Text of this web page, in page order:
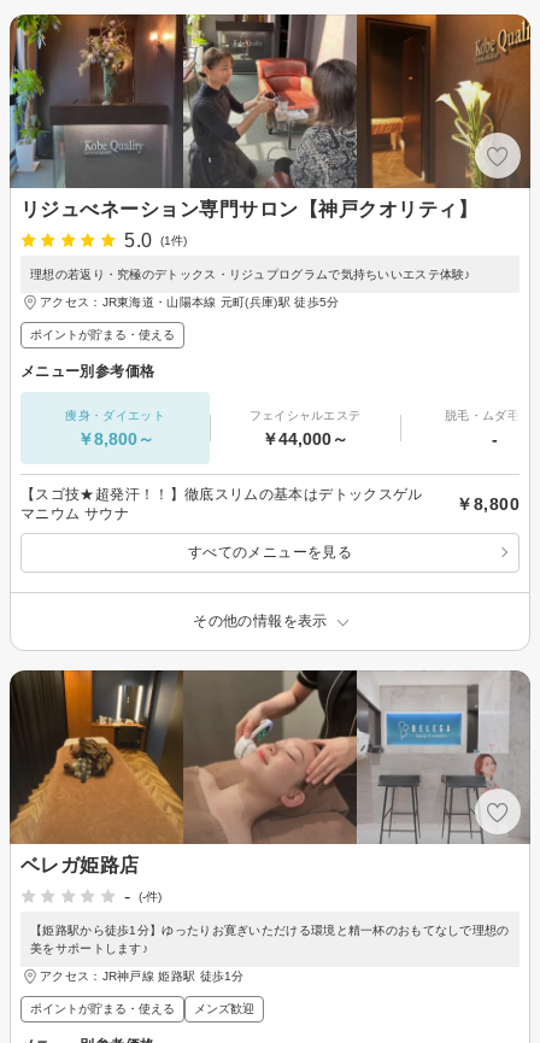
リジュべネーション専門サロン【神戸クオリティ】
5.0
(1件)
理想の若返り・究極のデトックス・リジュプログラムで気持ちいいエステ体験♪
アクセス：JR東海道・山陽本線 元町(兵庫)駅 徒歩5分
ポイントが貯まる・使える
メニュー別参考価格
痩身・ダイエット
￥8,800～
フェイシャルエステ
￥44,000～
脱毛・ムダ毛処
-
【スゴ技★超発汗！！】徹底スリムの基本はデトックスゲル
マニウム サウナ
￥8,800
すべてのメニューを見る
その他の情報を表示
ベレガ姫路店
-
(-件)
【姫路駅から徒歩1分】ゆったりお寛ぎいただける環境と精一杯のおもてなしで理想の
美をサポートします♪
アクセス：JR神戸線 姫路駅 徒歩1分
ポイントが貯まる・使える メンズ歓迎